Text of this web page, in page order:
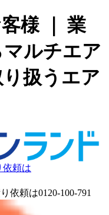
様 ｜ 業
ルチエア
扱うエア
依頼は